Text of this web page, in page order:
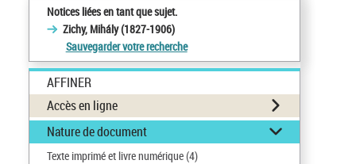
Notices liées en tant que sujet.
Zichy, Mihály (1827-1906)
Sauvegarder votre recherche
AFFINER
Accès en ligne
Nature de document
Texte imprimé et livre numérique(4)